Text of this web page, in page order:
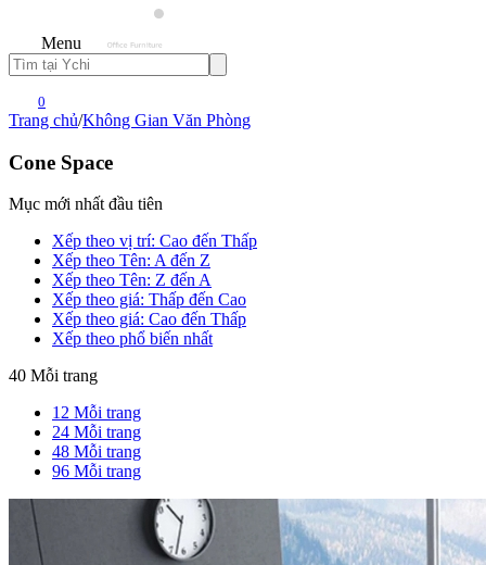
Menu
0
Trang chủ/Không Gian Văn Phòng
Cone Space
Mục mới nhất đầu tiên
Xếp theo vị trí: Cao đến Thấp
Xếp theo Tên: A đến Z
Xếp theo Tên: Z đến A
Xếp theo giá: Thấp đến Cao
Xếp theo giá: Cao đến Thấp
Xếp theo phổ biến nhất
40 Mỗi trang
12 Mỗi trang
24 Mỗi trang
48 Mỗi trang
96 Mỗi trang